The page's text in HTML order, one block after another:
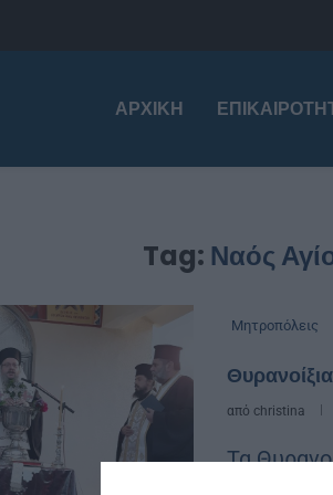
ΑΡΧΙΚΉ
Tag: Ναός
Μητροπόλεις
από christina
Τα